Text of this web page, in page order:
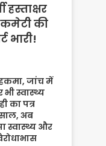
कमेटी की
भारी!
जांच में
भी स्वास्थ्य
का पत्र
अब
स्वास्थ्य और